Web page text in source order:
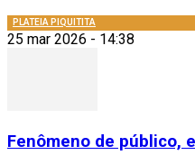
PLATEIA PIQUITITA
25 mar 2026 - 14:38
Fenômeno de público,